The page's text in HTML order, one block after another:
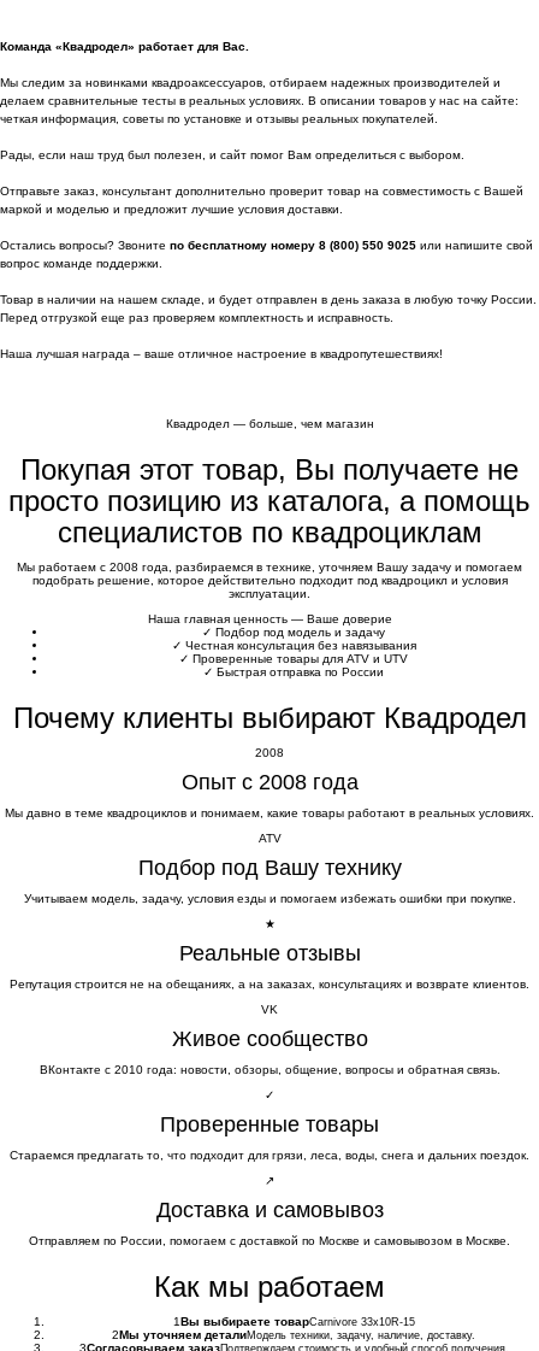
Команда «Квадродел» работает для Вас.
Мы следим за новинками квадроаксессуаров, отбираем надежных производителей и
делаем сравнительные тесты в реальных условиях. В описании товаров у нас на сайте:
четкая информация, советы по установке и отзывы реальных покупателей.
Рады, если наш труд был полезен, и сайт помог Вам определиться с выбором.
Отправьте заказ, консультант дополнительно проверит товар на совместимость с Вашей
маркой и моделью и предложит лучшие условия доставки.
Остались вопросы? Звоните по бесплатному номеру 8 (800) 550 9025 или напишите свой
вопрос команде поддержки.
Товар в наличии на нашем складе, и будет отправлен в день заказа в любую точку России.
Перед отгрузкой еще раз проверяем комплектность и исправность.
Наша лучшая награда – ваше отличное настроение в квадропутешествиях!
Квадродел — больше, чем магазин
Покупая этот товар, Вы получаете не
просто позицию из каталога, а помощь
специалистов по квадроциклам
Мы работаем с 2008 года, разбираемся в технике, уточняем Вашу задачу и помогаем
подобрать решение, которое действительно подходит под квадроцикл и условия
эксплуатации.
Наша главная ценность — Ваше доверие
✓ Подбор под модель и задачу
✓ Честная консультация без навязывания
✓ Проверенные товары для ATV и UTV
✓ Быстрая отправка по России
Почему клиенты выбирают Квадродел
2008
Опыт с 2008 года
Мы давно в теме квадроциклов и понимаем, какие товары работают в реальных условиях.
ATV
Подбор под Вашу технику
Учитываем модель, задачу, условия езды и помогаем избежать ошибки при покупке.
★
Реальные отзывы
Репутация строится не на обещаниях, а на заказах, консультациях и возврате клиентов.
VK
Живое сообщество
ВКонтакте с 2010 года: новости, обзоры, общение, вопросы и обратная связь.
✓
Проверенные товары
Стараемся предлагать то, что подходит для грязи, леса, воды, снега и дальних поездок.
↗
Доставка и самовывоз
Отправляем по России, помогаем с доставкой по Москве и самовывозом в Москве.
Как мы работаем
1 Вы выбираете товарCarnivore 33x10R-15
2 Мы уточняем деталиМодель техники, задачу, наличие, доставку.